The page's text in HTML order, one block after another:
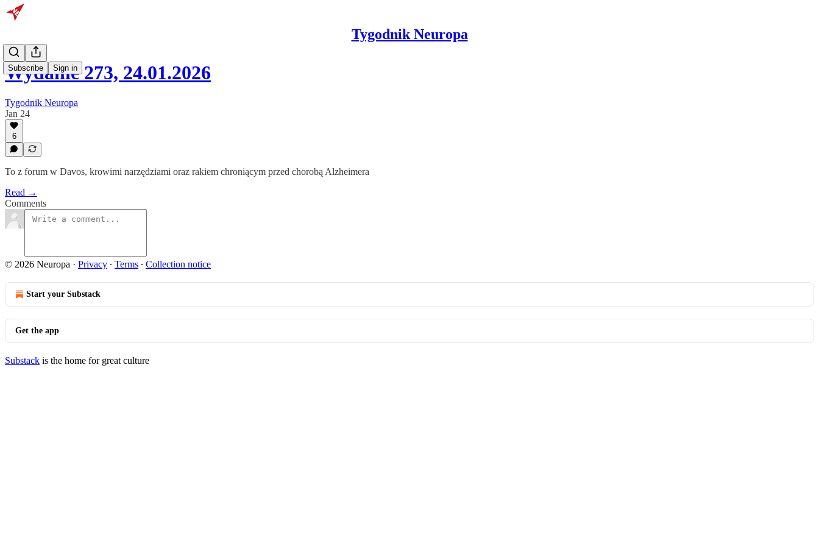
Tygodnik Neuropa
Subscribe Sign in
Wydanie 273, 24.01.2026
Tygodnik Neuropa
Jan 24
6
To z forum w Davos, krowimi narzędziami oraz rakiem chroniącym przed chorobą Alzheimera
Read →
Comments
© 2026 Neuropa · Privacy ∙ Terms ∙ Collection notice
Start your Substack
Get the app
Substack is the home for great culture